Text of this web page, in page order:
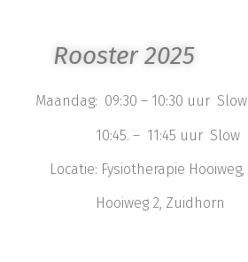
Rooster 2025
Maandag: 09:30 – 10:30 uur Slow
10:45. – 11:45 uur Slow
Locatie: Fysiotherapie Hooiweg,
Hooiweg 2, Zuidhorn